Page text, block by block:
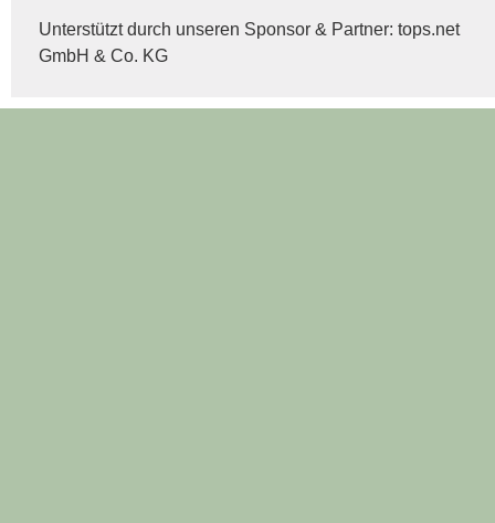
Unterstützt durch unseren Sponsor & Partner: tops.net
GmbH & Co. KG